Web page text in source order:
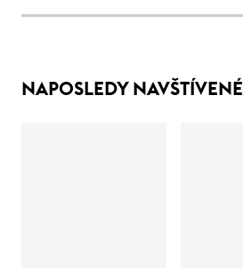
NAPOSLEDY NAVŠTÍVENÉ